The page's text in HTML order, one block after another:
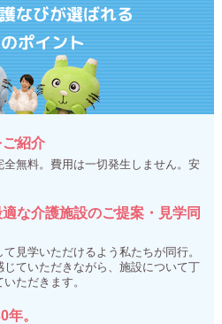
なびが選ばれる
ポイント
紹介
無料。費用は一切発生しません。安
な介護施設のご提案・見学同
見学いただけるよう私たちが同行。
ていただきながら、施設について丁
ただきます。
。